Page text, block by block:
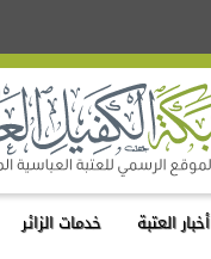
أخبار العتبة خدمات الزائر